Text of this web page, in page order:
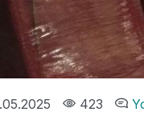
423